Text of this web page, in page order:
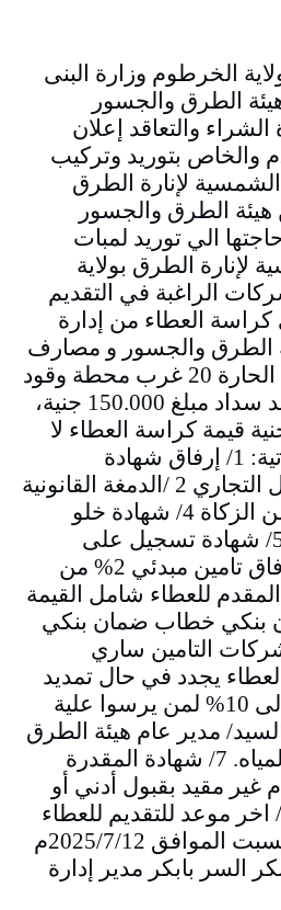
2025/6/25م ولاية الخرطوم وزارة البنى
الطرق والجسور
والتعاقد إعلان
عطاء (6) للعام 2025م والخاص بتوريد وتركيب
لإنارة الطرق
هيئة الطرق والجسور
الي توريد لمبات
لإنارة الطرق بولاية
الراغبة في التقديم
العطاء من إدارة
الطرق والجسور و مصارف
المياه بمقرها بالثورة الحارة 20 غرب محطة وقود
النيل شارع الوادي بعد سداد مبلغ 150.000 جنية،
قيمة كراسة العطاء لا
ترد وفق الشروط الاتية: 1/ إرفاق شهادة
التسجيل من المسجل التجاري 2 /الدمغة القانونية
3 /شهادة إبراء ذمة من الزكاة 4/ شهادة خلو
طرف من الضرائب 5/ شهادة تسجيل على
القيمة المضافة 6/ إرفاق تامين مبدئي 2% من
للعطاء شامل القيمة
بنكي خطاب ضمان بنكي
التامين ساري
يجدد في حال تمديد
فترة العطاء ويكمل الى 10% لمن يرسوا علية
مدير عام هيئة الطرق
والجسور ومصارف المياه. 7/ شهادة المقدرة
العام غير مقيد بقبول أدني أو
أعلى قيمة للعطاء. 9/ اخر موعد للتقديم للعطاء
وفتح الصندوق يوم السبت الموافق 2025/7/12م
بابكر السر بابكر مدير إدارة